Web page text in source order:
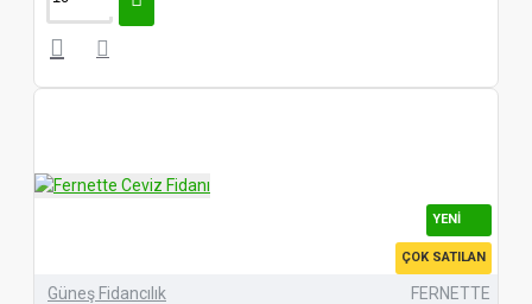
YENI
ÇOK SATILAN
Güneş Fidancılık FERNETTE